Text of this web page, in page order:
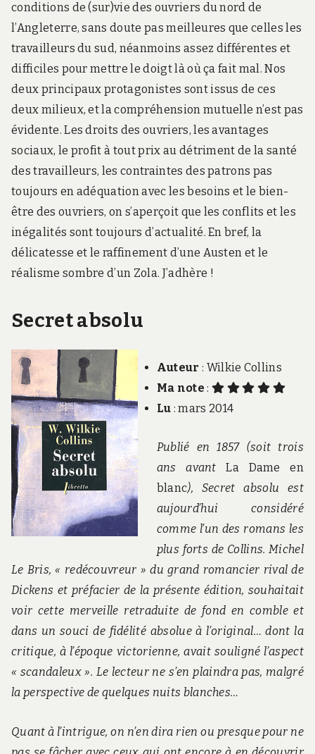
conditions de (sur)vie des ouvriers du nord de
l’Angleterre, sans doute pas meilleures que celles les
travailleurs du sud, néanmoins assez différentes et
difficiles pour mettre le doigt là où ça fait mal. Nos
deux principaux protagonistes sont issus de ces
deux milieux, et la compréhension mutuelle n’est pas
évidente. Les droits des ouvriers, les avantages
sociaux, le profit à tout prix au détriment de la santé
des travailleurs, les contraintes des patrons pas
toujours en adéquation avec les besoins et le bien-
être des ouvriers, on s’aperçoit que les conflits et les
inégalités sont toujours d’actualité. En bref, la
délicatesse et le raffinement d’une Austen et le
réalisme sombre d’un Zola. J’adhère !
Secret absolu
Auteur : Wilkie Collins
Ma note :
Lu : mars 2014
Publié en 1857 (soit trois
ans avantLa Dame en
blanc), Secret absolu est
aujourd’hui considéré
comme l’un des romans les
plus forts de Collins. Michel
Le Bris, « redécouvreur » du grand romancier rival de
Dickens et préfacier de la présente édition, souhaitait
voir cette merveille retraduite de fond en comble et
dans un souci de fidélité absolue à l’original… dont la
critique, à l’époque victorienne, avait souligné l’aspect
« scandaleux ». Le lecteur ne s’en plaindra pas, malgré
la perspective de quelques nuits blanches…
Quant à l’intrigue, on n’en dira rien ou presque pour ne